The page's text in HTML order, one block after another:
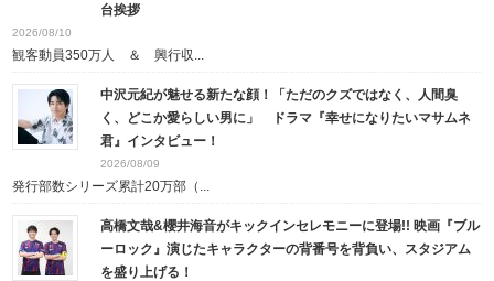
台挨拶
2026/08/10
観客動員350万人 ＆ 興行収...
中沢元紀が魅せる新たな顔！「ただのクズではなく、人間臭
く、どこか愛らしい男に」 ドラマ『幸せになりたいマサムネ
君』インタビュー！
2026/08/09
発行部数シリーズ累計20万部（...
高橋文哉&櫻井海音がキックインセレモニーに登場!! 映画『ブル
ーロック』演じたキャラクターの背番号を背負い、スタジアム
を盛り上げる！